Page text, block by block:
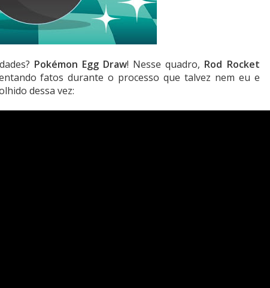
Pokémon Egg Draw! Nesse quadro, Rod Rocket
fatos durante o processo que talvez nem eu e
dessa vez: